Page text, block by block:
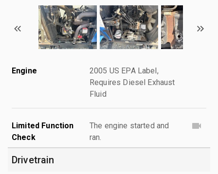
Engine
2005 US EPA Label,
Requires Diesel Exhaust
Fluid
Limited Function
Check
The engine started and
ran.
Drivetrain